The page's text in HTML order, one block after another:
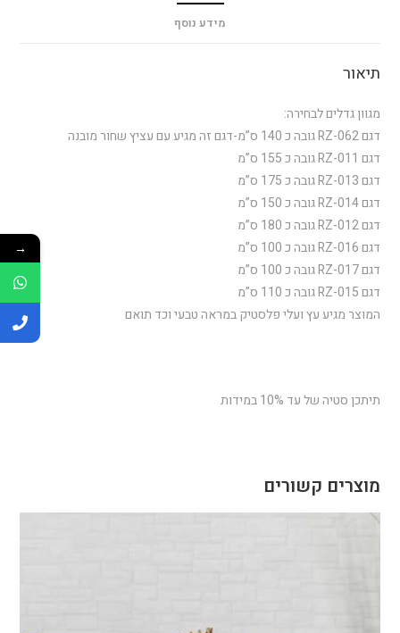
מידע נוסף
תיאור
מגוון גדלים לבחירה:
דגם RZ-062 גובה כ 140 ס”מ-דגם זה מגיע עם עציץ שחור מובנה
דגם RZ-011 גובה כ 155 ס”מ
דגם RZ-013 גובה כ 175 ס”מ
דגם RZ-014 גובה כ 150 ס”מ
דגם RZ-012 גובה כ 180 ס”מ
דגם RZ-016 גובה כ 100 ס”מ
דגם RZ-017 גובה כ 100 ס”מ
דגם RZ-015 גובה כ 110 ס”מ
המוצר מגיע עץ ועלי פלסטיק במראה טבעי וכד תואם
תיתכן סטיה של עד 10% במידות
מוצרים קשורים
→